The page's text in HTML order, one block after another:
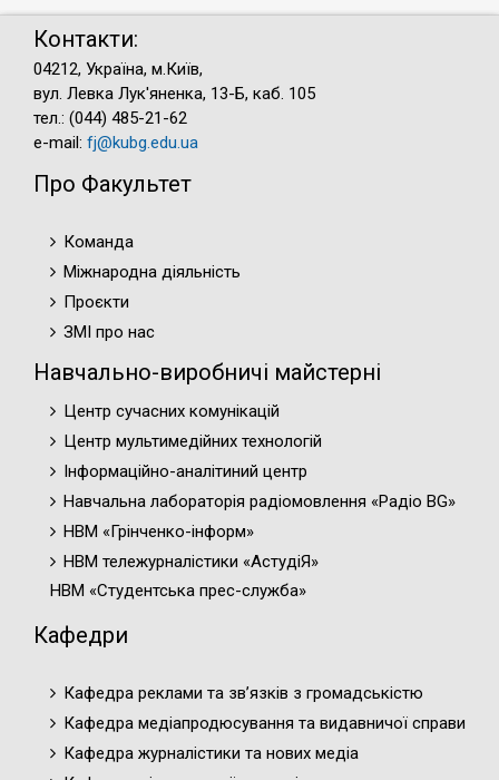
Контакти:
04212, Україна, м.Київ,
вул. Левка Лук'яненка, 13-Б, каб. 105
тел.: (044) 485-21-62
e-mail: fj@kubg.edu.ua
Про Факультет
Команда
Міжнародна діяльність
Проєкти
ЗМІ про нас
Навчально-виробничі майстерні
Центр сучасних комунікацій
Центр мультимедійних технологій
Інформаційно-аналітиний центр
Навчальна лабораторія радіомовлення «Радіо BG»
НВМ «Грінченко-інформ»
НВМ тележурналістики «АстудіЯ»
НВМ «Студентська прес-служба»
Кафедри
Кафедра реклами та зв’язків з громадськістю
Кафедра медіапродюсування та видавничої справи
Кафедра журналістики та нових медіа